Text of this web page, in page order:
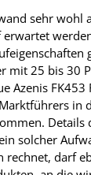
sehr wohl
mit 25 bis 30
Azenis FK453
in
Details
solcher
rechnet, darf